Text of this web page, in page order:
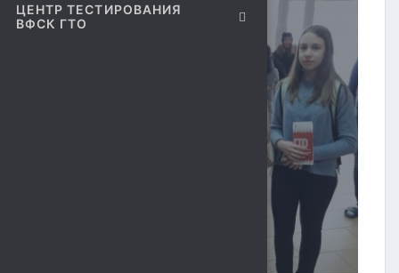
ЦЕНТР ТЕСТИРОВАНИЯ
ВФСК ГТО